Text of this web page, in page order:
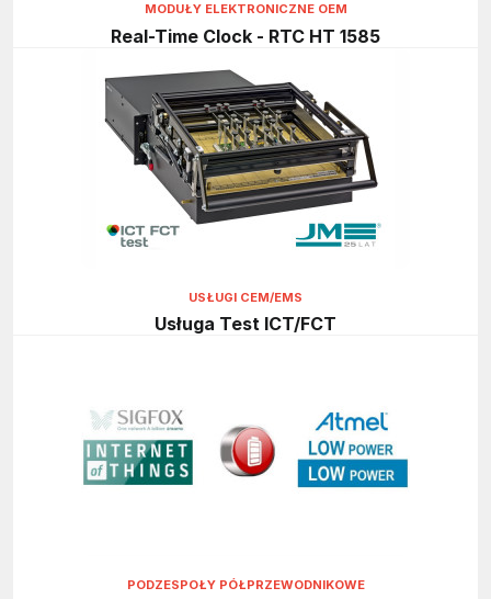
MODUŁY ELEKTRONICZNE OEM
Real-Time Clock - RTC HT 1585
USŁUGI CEM/EMS
Usługa Test ICT/FCT
PODZESPOŁY PÓŁPRZEWODNIKOWE